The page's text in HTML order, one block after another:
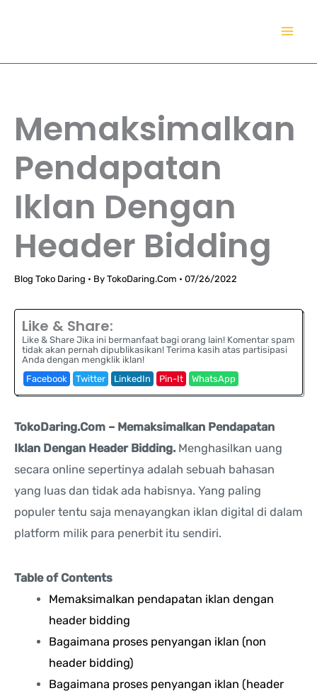
Memaksimalkan
Pendapatan
Iklan Dengan
Header Bidding
Blog Toko Daring • By TokoDaring.Com • 07/26/2022
Like & Share:
Like & Share Jika ini bermanfaat bagi orang lain! Komentar spam
tidak akan pernah dipublikasikan! Terima kasih atas partisipasi
Anda dengan mengklik iklan!
Facebook
Twitter LinkedIn Pin-It WhatsApp
TokoDaring.Com – Memaksimalkan Pendapatan
Iklan Dengan Header Bidding. Menghasilkan uang
secara online sepertinya adalah sebuah bahasan
yang luas dan tidak ada habisnya. Yang paling
populer tentu saja menayangkan iklan digital di dalam
platform milik para penerbit itu sendiri.
Table of Contents
Memaksimalkan pendapatan iklan dengan
header bidding
Bagaimana proses penyangan iklan (non
header bidding)
Bagaimana proses penyangan iklan (header